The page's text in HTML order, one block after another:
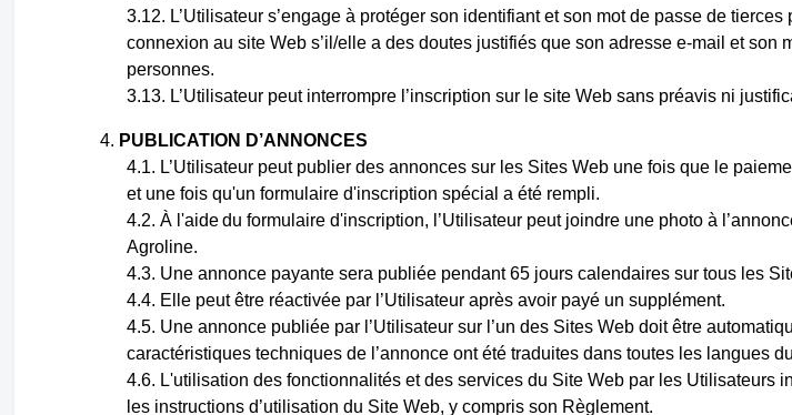
L’Utilisateur s’engage à protéger son identifiant et son mot de passe de
connexion au site Web s’il/elle a des doutes justifiés que son adresse e-mail et
personnes.
L’Utilisateur peut interrompre l’inscription sur le site Web sans préavis ni
PUBLICATION D’ANNONCES
L’Utilisateur peut publier des annonces sur les Sites Web une fois que le
et une fois qu'un formulaire d'inscription spécial a été rempli.
À l'aidedu formulaire d'inscription, l’Utilisateur peut joindre une photo à
Agroline.
Une annonce payante sera publiée pendant 65 jours calendaires sur tous les
Elle peut être réactivée par l’Utilisateur après avoir payé un supplément.
Une annonce publiée par l’Utilisateur sur l’un des Sites Web doit être
caractéristiques techniques de l’annonce ont été traduites dans toutes les langues
L'utilisation des fonctionnalités et des services du Site Web par les Utilisateurs
les instructions d’utilisation du Site Web, y compris son Règlement.